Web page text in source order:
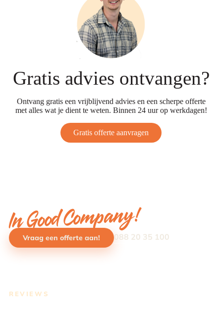
Gratis advies ontvangen?
Ontvang gratis een vrijblijvend advies en een scherpe offerte
met alles wat je dient te weten. Binnen 24 uur op werkdagen!
Gratis offerte aanvragen
In Good Company!
Vraag een offerte aan! 088 20 35 100
REVIEWS